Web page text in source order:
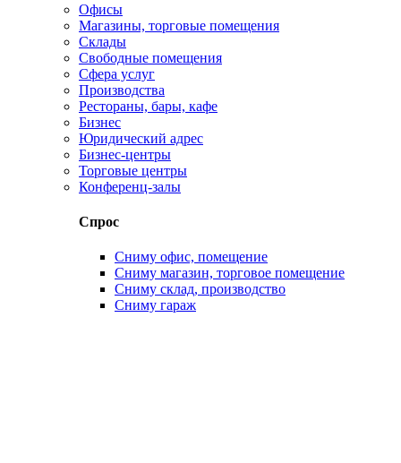
Офисы
Магазины, торговые помещения
Склады
Свободные помещения
Сфера услуг
Производства
Рестораны, бары, кафе
Бизнес
Юридический адрес
Бизнес-центры
Торговые центры
Конференц-залы
Спрос
Сниму офис, помещение
Сниму магазин, торговое помещение
Сниму склад, производство
Сниму гараж